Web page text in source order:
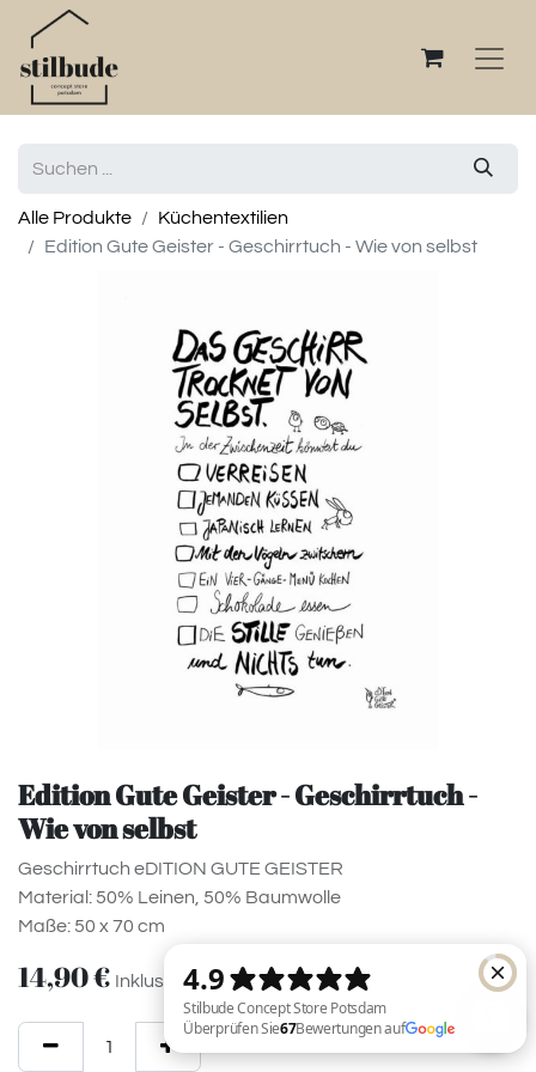
Alle Produkte
Küchentextilien
Edition Gute Geister - Geschirrtuch - Wie von selbst
Edition Gute Geister - Geschirrtuch -
Wie von selbst
Geschirrtuch eDITION GUTE GEISTER
Material: 50% Leinen, 50% Baumwolle
Maße: 50 x 70 cm
14,90€ Inklusive MwSt.